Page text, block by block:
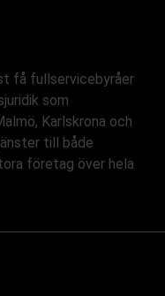
få fullservicebyråer
som
Karlskrona och
till både
företag över hela